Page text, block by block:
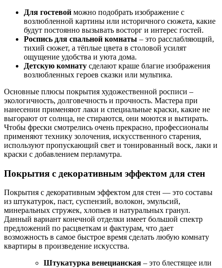
Для гостевой можно подобрать изображение с
возлюбленной картины или историчного сюжета, какие
будут постоянно вызывать восторг и интерес гостей.
Роспись для спальной комнаты – это расслабляющий,
тихий сюжет, а тёплые цвета в столовой усилят
ощущение удобства и уюта дома.
Детскую комнату сделают краше благие изображения
возлюбленных героев сказки или мультика.
Основные плюсы покрытия художественной росписи –
экологичность, долговечность и прочность. Мастера при
нанесении применяют лаки и специальные краски, какие не
выгорают от солнца, не стираются, они моются и вытирать.
Чтобы фрески смотрелись очень прекрасно, профессионалы
применяют технику золочения, искусственного старения,
используют пропускающий свет и тонированный воск, лаки и
краски с добавлением перламутра.
Покрытия с декоративным эффектом для стен
Покрытия с декоративным эффектом для стен — это составы
из штукатурок, паст, суспензий, волокон, эмульсий,
минеральных стружек, хлопьев и натуральных гранул.
Данный вариант конечной отделки имеет большой спектр
предложений по расцветкам и фактурам, что дает
возможность в самое быстрое время сделать любую комнату
квартиры в произведение искусства.
Штукатурка венецианская – это блестящее или